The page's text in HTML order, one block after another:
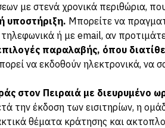
με στενά χρονικά περιθώρια,
υποστήριξη. Μπορείτε να
ή με email, αν
παραλαβής, όπου
να εκδοθούν ηλεκτρονικά,
στον Πειραιά με διευρυμένο
την έκδοση των εισιτηρίων, η
θέματα κράτησης και